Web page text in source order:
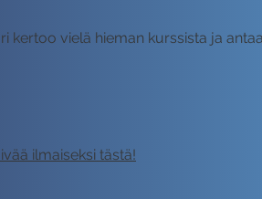
kertoo vielä hieman kurssista ja
ilmaiseksi tästä!